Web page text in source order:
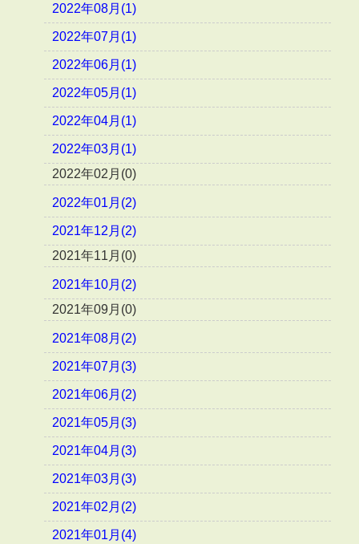
2022年08月(1)
2022年07月(1)
2022年06月(1)
2022年05月(1)
2022年04月(1)
2022年03月(1)
2022年02月(0)
2022年01月(2)
2021年12月(2)
2021年11月(0)
2021年10月(2)
2021年09月(0)
2021年08月(2)
2021年07月(3)
2021年06月(2)
2021年05月(3)
2021年04月(3)
2021年03月(3)
2021年02月(2)
2021年01月(4)